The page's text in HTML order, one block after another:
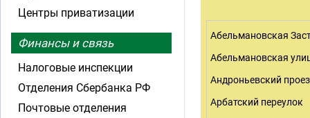
Абельмановская
Абельмановская
Андроньевский
Арбатский переулок
Центры приватизации
Финансы и связь
Налоговые инспекции
Отделения Сбербанка РФ
Почтовые отделения